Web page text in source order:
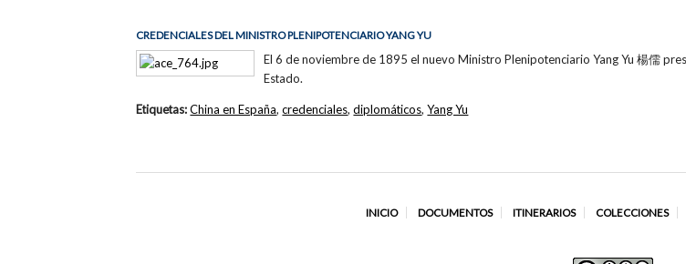
CREDENCIALES DEL MINISTRO PLENIPOTENCIARIO YANG YU
El 6 de noviembre de 1895 el nuevo Ministro Plenipotenciario Yang Yu 楊儒
Estado.
Etiquetas:China en España,credenciales,diplomáticos,Yang Yu
INICIO DOCUMENTOS ITINERARIOS COLECCIONES